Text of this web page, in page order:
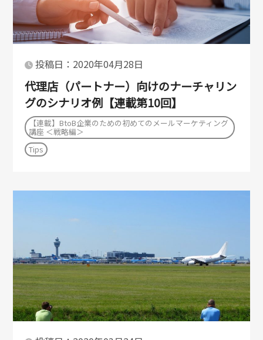
投稿日：2020年04月28日
代理店（パートナー）向けのナーチャリン
グのシナリオ例【連載第10回】
【連載】BtoB企業のための初めてのメールマーケティング
講座 ＜戦略編＞
Tips